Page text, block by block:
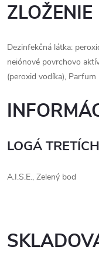
ZLOŽENIE
Dezinfekčná látka:
neiónové povrchovo
(peroxid vodíka), Parfum
LOGÁ
A.I.S.E., Zelený bod